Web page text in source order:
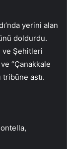
yerini alan
doldurdu.
ve Şehitleri
“Çanakkale
astı.